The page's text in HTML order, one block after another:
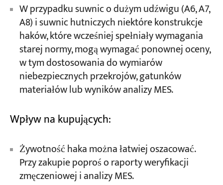
W przypadku suwnic o dużym udźwigu (A6, A7,
A8) i suwnic hutniczych niektóre konstrukcje
haków, które wcześniej spełniały wymagania
starej normy, mogą wymagać ponownej oceny,
w tym dostosowania do wymiarów
niebezpiecznych przekrojów, gatunków
materiałów lub wyników analizy MES.
Wpływ na kupujących:
Żywotność haka można łatwiej oszacować.
Przy zakupie poproś o raporty weryfikacji
zmęczeniowej i analizy MES.